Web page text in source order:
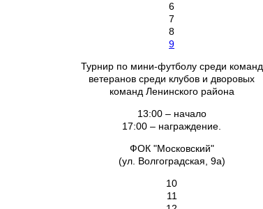
6
7
8
9
Турнир по мини-футболу среди команд
ветеранов среди клубов и дворовых
команд Ленинского района
13:00 – начало
17:00 – награждение.
ФОК "Московский"
(ул. Волгоградская, 9а)
10
11